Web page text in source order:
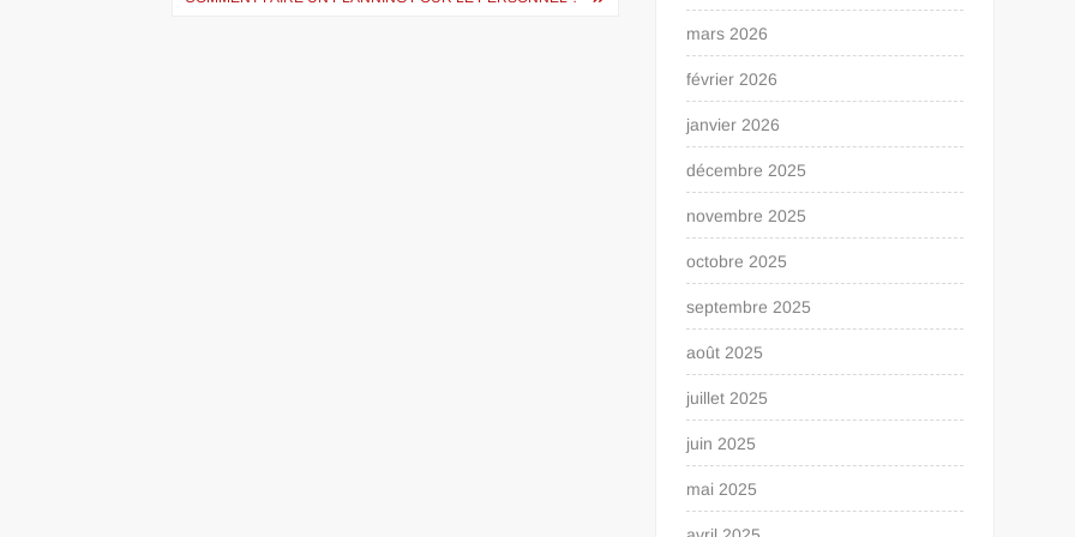
mars 2026
février 2026
janvier 2026
décembre 2025
novembre 2025
octobre 2025
septembre 2025
août 2025
juillet 2025
juin 2025
mai 2025